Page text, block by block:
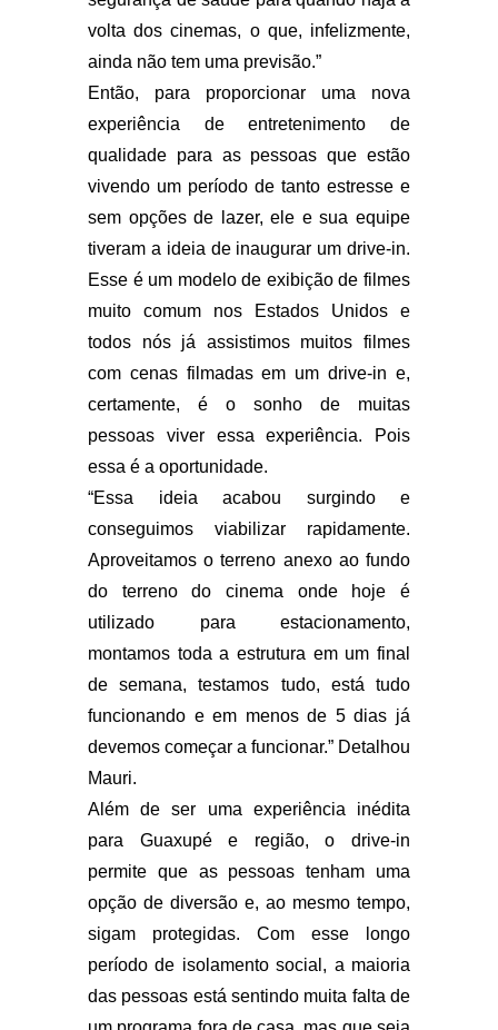
volta dos cinemas, o que, infelizmente,
ainda não tem uma previsão.”
Então, para proporcionar uma nova
experiência de entretenimento de
qualidade para as pessoas que estão
vivendo um período de tanto estresse e
sem opções de lazer, ele e sua equipe
tiveram a ideia de inaugurar um drive-in.
Esse é um modelo de exibição de filmes
muito comum nos Estados Unidos e
todos nós já assistimos muitos filmes
com cenas filmadas em um drive-in e,
certamente, é o sonho de muitas
pessoas viver essa experiência. Pois
essa é a oportunidade.
“Essa ideia acabou surgindo e
conseguimos viabilizar rapidamente.
Aproveitamos o terreno anexo ao fundo
do terreno do cinema onde hoje é
utilizado para estacionamento,
montamos toda a estrutura em um final
de semana, testamos tudo, está tudo
funcionando e em menos de 5 dias já
devemos começar a funcionar.” Detalhou
Mauri.
Além de ser uma experiência inédita
para Guaxupé e região, o drive-in
permite que as pessoas tenham uma
opção de diversão e, ao mesmo tempo,
sigam protegidas. Com esse longo
período de isolamento social, a maioria
das pessoas está sentindo muita falta de